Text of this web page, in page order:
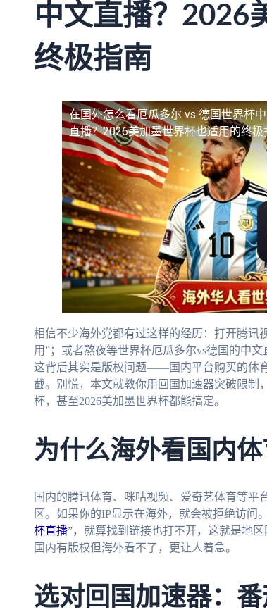
中文直播？2026
终极指南
在国外怎么看厄瓜多尔 vs 德国世界杯
直播？2026美加墨世界杯也适用的终极
相信不少海外党都有过这样的经历：打开腾讯
用”；或者熬夜等世界杯厄瓜多尔vs德国的中
这背后其实是版权问题——国内平台购买的体
截。别慌，本文就教你用回国加速器突破限制
杯，甚至2026美加墨世界杯都能搞定。
为什么海外看国内体
国内的腾讯体育、咪咕视频、爱奇艺体育等
区。如果你的IP显示在海外，就会被拒绝访问
杯直播”，就算找到链接也打不开，这就是地
国内有版权但海外看不了，更让人着急。
选对回国加速器：